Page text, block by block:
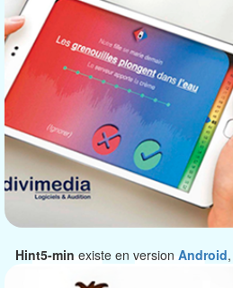
Hint5-min existe en version Android,